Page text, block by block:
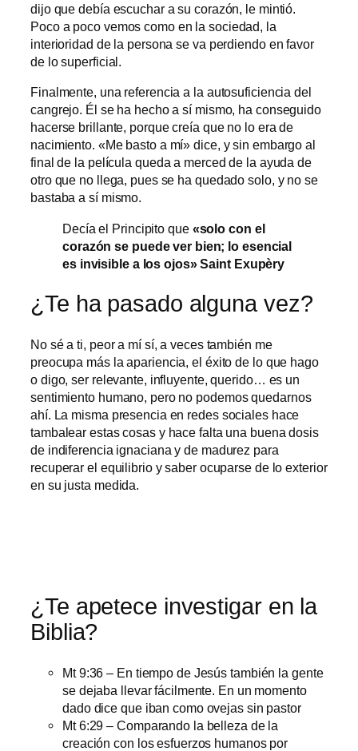
dijo que debía escuchar a su corazón, le mintió.
Poco a poco vemos como en la sociedad, la
interioridad de la persona se va perdiendo en favor
de lo superficial.
Finalmente, una referencia a la autosuficiencia del
cangrejo. Él se ha hecho a sí mismo, ha conseguido
hacerse brillante, porque creía que no lo era de
nacimiento. «Me basto a mí» dice, y sin embargo al
final de la película queda a merced de la ayuda de
otro que no llega, pues se ha quedado solo, y no se
bastaba a sí mismo.
Decía el Principito que «solo con el
corazón se puede ver bien; lo esencial
es invisible a los ojos» Saint Exupèry
¿Te ha pasado alguna vez?
No sé a ti, peor a mí sí, a veces también me
preocupa más la apariencia, el éxito de lo que hago
o digo, ser relevante, influyente, querido… es un
sentimiento humano, pero no podemos quedarnos
ahí. La misma presencia en redes sociales hace
tambalear estas cosas y hace falta una buena dosis
de indiferencia ignaciana y de madurez para
recuperar el equilibrio y saber ocuparse de lo exterior
en su justa medida.
¿Te apetece investigar en la
Biblia?
Mt 9:36 – En tiempo de Jesús también la gente
se dejaba llevar fácilmente. En un momento
dado dice que iban como ovejas sin pastor
Mt 6:29 – Comparando la belleza de la
creación con los esfuerzos humanos por